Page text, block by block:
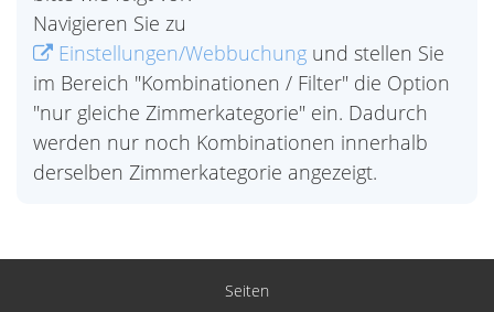
Navigieren Sie zu
Einstellungen/Webbuchung und stellen Sie
im Bereich "Kombinationen / Filter" die Option
"nur gleiche Zimmerkategorie" ein. Dadurch
werden nur noch Kombinationen innerhalb
derselben Zimmerkategorie angezeigt.
Seiten